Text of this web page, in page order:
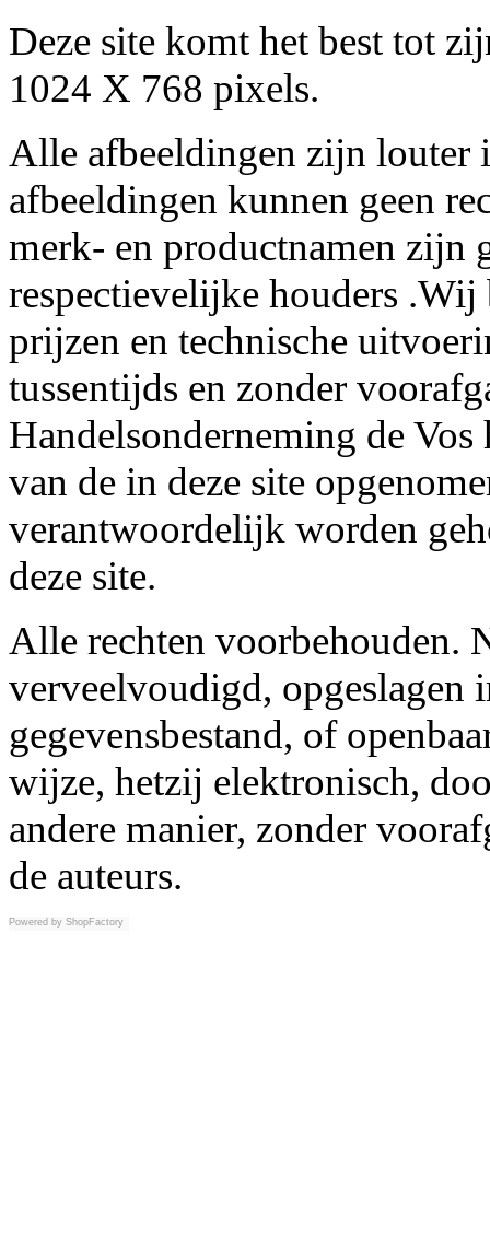
Deze site komt het best tot
1024 X 768 pixels.
Alle afbeeldingen zijn louter
afbeeldingen kunnen geen
merk- en productnamen zijn
respectievelijke houders .Wij
prijzen en technische
tussentijds en zonder
Handelsonderneming de
van de in deze site
verantwoordelijk worden
deze site.
Alle rechten voorbehouden.
verveelvoudigd, opgeslagen
gegevensbestand, of
wijze, hetzij elektronisch,
andere manier, zonder
de auteurs.
Powered by ShopFactory